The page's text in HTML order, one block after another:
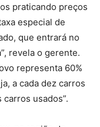
praticando preços
especial de
que entrará no
revela o gerente.
representa 60%
a cada dez carros
usados”.